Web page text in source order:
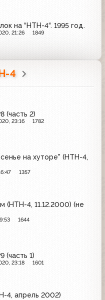
на “НТН-4“. 1995 год.
21:26 1849
4
(часть 2)
23:16 1782
на хуторе" (НТН-4,
1357
(НТН-4, 11.12.2000) (не
1644
(часть 1)
23:18 1601
4, апрель 2002)